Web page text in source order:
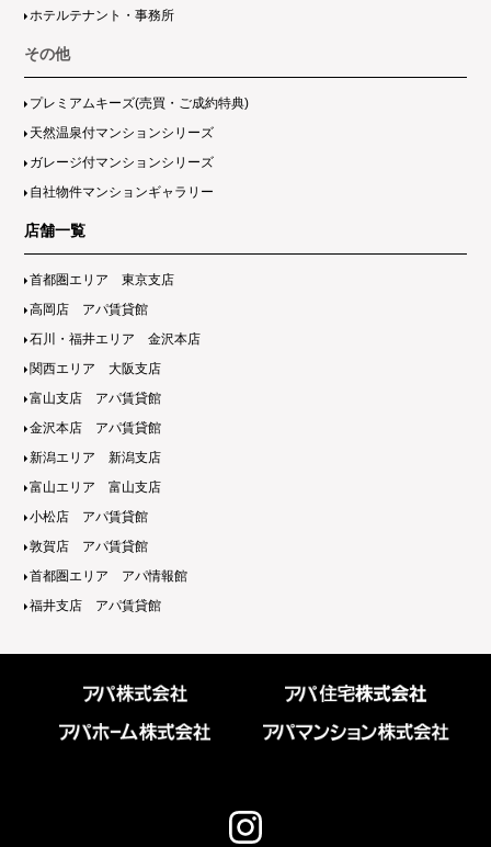
ホテルテナント・事務所
その他
プレミアムキーズ(売買・ご成約特典)
天然温泉付マンションシリーズ
ガレージ付マンションシリーズ
自社物件マンションギャラリー
店舗一覧
首都圏エリア 東京支店
高岡店 アパ賃貸館
石川・福井エリア 金沢本店
関西エリア 大阪支店
富山支店 アパ賃貸館
金沢本店 アパ賃貸館
新潟エリア 新潟支店
富山エリア 富山支店
小松店 アパ賃貸館
敦賀店 アパ賃貸館
首都圏エリア アパ情報館
福井支店 アパ賃貸館